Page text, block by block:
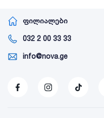
ფილიალები
032 2 00 33 33
info@nova.ge